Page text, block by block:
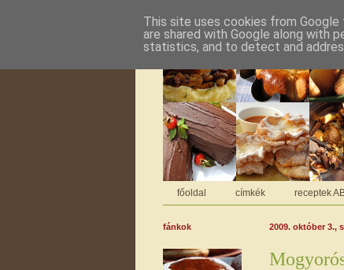
főoldal címkék receptek
2009. október 3.,
fánkok
This site uses cookies from
are shared with Google along with
statistics, and to detect and